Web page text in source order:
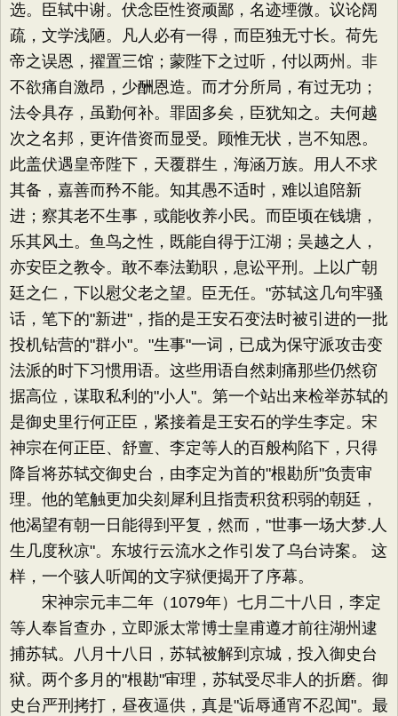
选。臣轼中谢。伏念臣性资顽鄙，名迹堙微。议论阔
疏，文学浅陋。凡人必有一得，而臣独无寸长。荷先
帝之误恩，擢置三馆；蒙陛下之过听，付以两州。非
不欲痛自激昂，少酬恩造。而才分所局，有过无功；
法令具存，虽勤何补。罪固多矣，臣犹知之。夫何越
次之名邦，更许借资而显受。顾惟无状，岂不知恩。
此盖伏遇皇帝陛下，天覆群生，海涵万族。用人不求
其备，嘉善而矜不能。知其愚不适时，难以追陪新
进；察其老不生事，或能收养小民。而臣顷在钱塘，
乐其风土。鱼鸟之性，既能自得于江湖；吴越之人，
亦安臣之教令。敢不奉法勤职，息讼平刑。上以广朝
廷之仁，下以慰父老之望。臣无任。"苏轼这几句牢骚
话，笔下的"新进"，指的是王安石变法时被引进的一批
投机钻营的"群小"。"生事"一词，已成为保守派攻击变
法派的时下习惯用语。这些用语自然刺痛那些仍然窃
据高位，谋取私利的"小人"。第一个站出来检举苏轼的
是御史里行何正臣，紧接着是王安石的学生李定。宋
神宗在何正臣、舒亶、李定等人的百般构陷下，只得
降旨将苏轼交御史台，由李定为首的"根勘所"负责审
理。他的笔触更加尖刻犀利且指责积贫积弱的朝廷，
他渴望有朝一日能得到平复，然而，"世事一场大梦.人
生几度秋凉"。东坡行云流水之作引发了乌台诗案。 这
样，一个骇人听闻的文字狱便揭开了序幕。
宋神宗元丰二年（1079年）七月二十八日，李定
等人奉旨查办，立即派太常博士皇甫遵才前往湖州逮
捕苏轼。八月十八日，苏轼被解到京城，投入御史台
狱。两个多月的"根勘"审理，苏轼受尽非人的折磨。御
史台严刑拷打，昼夜逼供，真是"诟辱通宵不忍闻"。最